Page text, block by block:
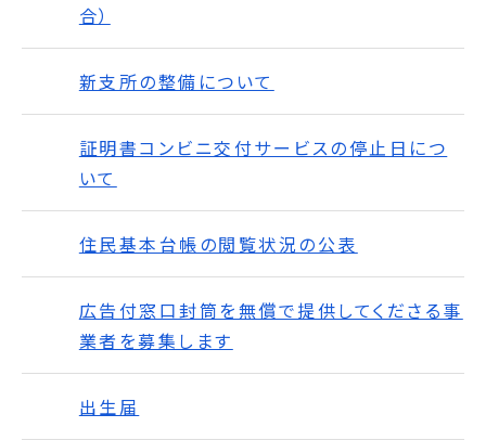
合）
新支所の整備について
証明書コンビニ交付サービスの停止日につ
いて
住民基本台帳の閲覧状況の公表
広告付窓口封筒を無償で提供してくださる事
業者を募集します
出生届